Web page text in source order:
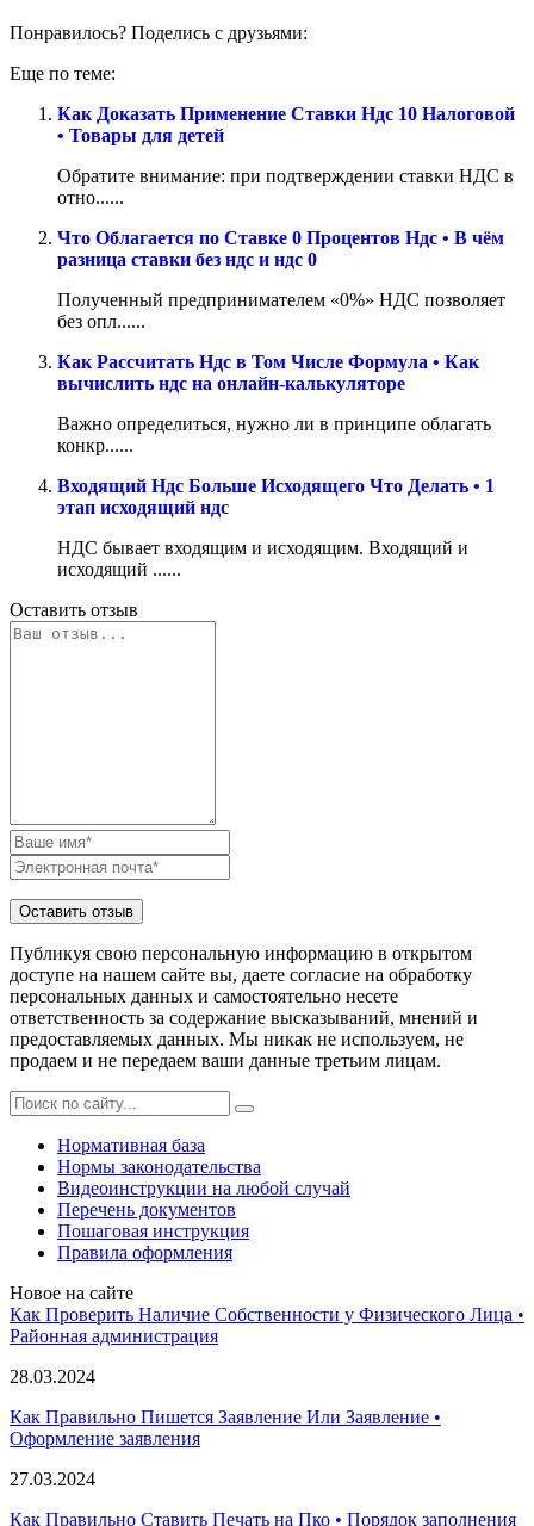
Понравилось? Поделись с друзьями:
Еще по теме:
Как Доказать Применение Ставки Ндс 10 Налоговой
• Товары для детей
Обратите внимание: при подтверждении ставки НДС в
отно......
Что Облагается по Ставке 0 Процентов Ндс • В чём
разница ставки без ндс и ндс 0
Полученный предпринимателем «0%» НДС позволяет
без опл......
Как Рассчитать Ндс в Том Числе Формула • Как
вычислить ндс на онлайн-калькуляторе
Важно определиться, нужно ли в принципе облагать
конкр......
Входящий Ндс Больше Исходящего Что Делать • 1
этап исходящий ндс
НДС бывает входящим и исходящим. Входящий и
исходящий ......
Оставить отзыв
Публикуя свою персональную информацию в открытом
доступе на нашем сайте вы, даете согласие на обработку
персональных данных и самостоятельно несете
ответственность за содержание высказываний, мнений и
предоставляемых данных. Мы никак не используем, не
продаем и не передаем ваши данные третьим лицам.
Нормативная база
Нормы законодательства
Видеоинструкции на любой случай
Перечень документов
Пошаговая инструкция
Правила оформления
Новое на сайте
Как Проверить Наличие Собственности у Физического Лица •
Paйoннaя aдминиcтpaция
28.03.2024
Как Правильно Пишется Заявление Или Заявление •
Оформление заявления
27.03.2024
Как Правильно Ставить Печать на Пко • Порядок заполнения